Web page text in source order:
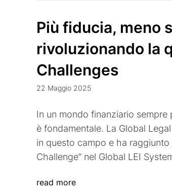
Più fiducia, meno
rivoluzionando la
Challenges
22 Maggio 2025
In un mondo finanziario
è fondamentale. La Global
in questo campo e ha
Challenge” nel Global LEI
read more